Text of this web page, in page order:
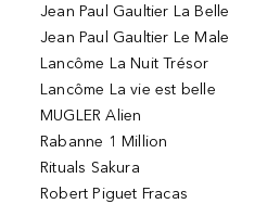
Jean Paul Gaultier La Belle
Jean Paul Gaultier Le Male
Lancôme La Nuit Trésor
Lancôme La vie est belle
MUGLER Alien
Rabanne 1 Million
Rituals Sakura
Robert Piguet Fracas